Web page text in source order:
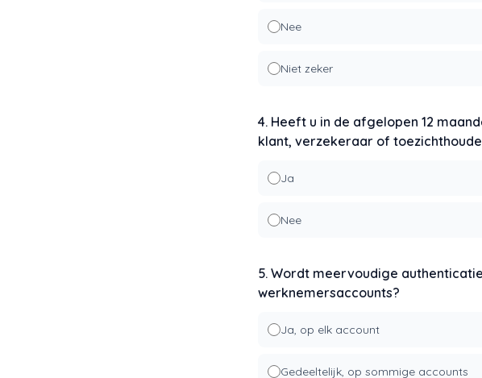
Nee
Niet zeker
4. Heeft u in de afgelopen 12
klant, verzekeraar of
Ja
Nee
5. Wordt meervoudige
werknemersaccounts?
Ja, op elk account
Gedeeltelijk, op sommige accounts